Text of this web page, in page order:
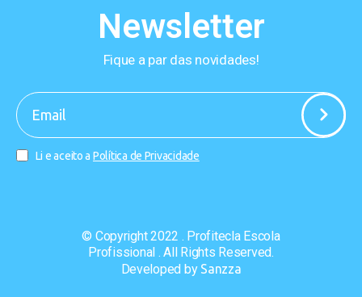
Newsletter
Fique a par das novidades!
Li e aceito a Política de Privacidade
-
© Copyright 2022 . Profitecla Escola
Profissional . All Rights Reserved.
Developed by Sanzza